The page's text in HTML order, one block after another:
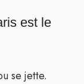
est le
se jette.